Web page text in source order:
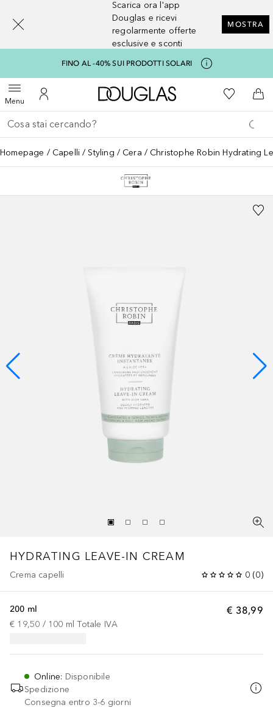
Scarica ora l'app
Douglas e ricevi
regolarmente offerte
esclusive e sconti
MOSTRA
FINO AL -40% SUI PRODOTTI SOLARI
MenuApri menuAl Mio Account
A Douglas HomeAlla Mia
Al
Torna indietro
Esegui ricerca
Homepage Capelli Styling Cera Christophe Robin Hydrating
HYDRATING LEAVE-IN CREAM
Crema capelli 0 (0)
€ 38,99
200 ml
€ 19,50 / 100 ml Totale IVA
Online: Disponibile
Spedizione
Consegna entro 3-6 giorni
[navigation.slideout.screenreader]